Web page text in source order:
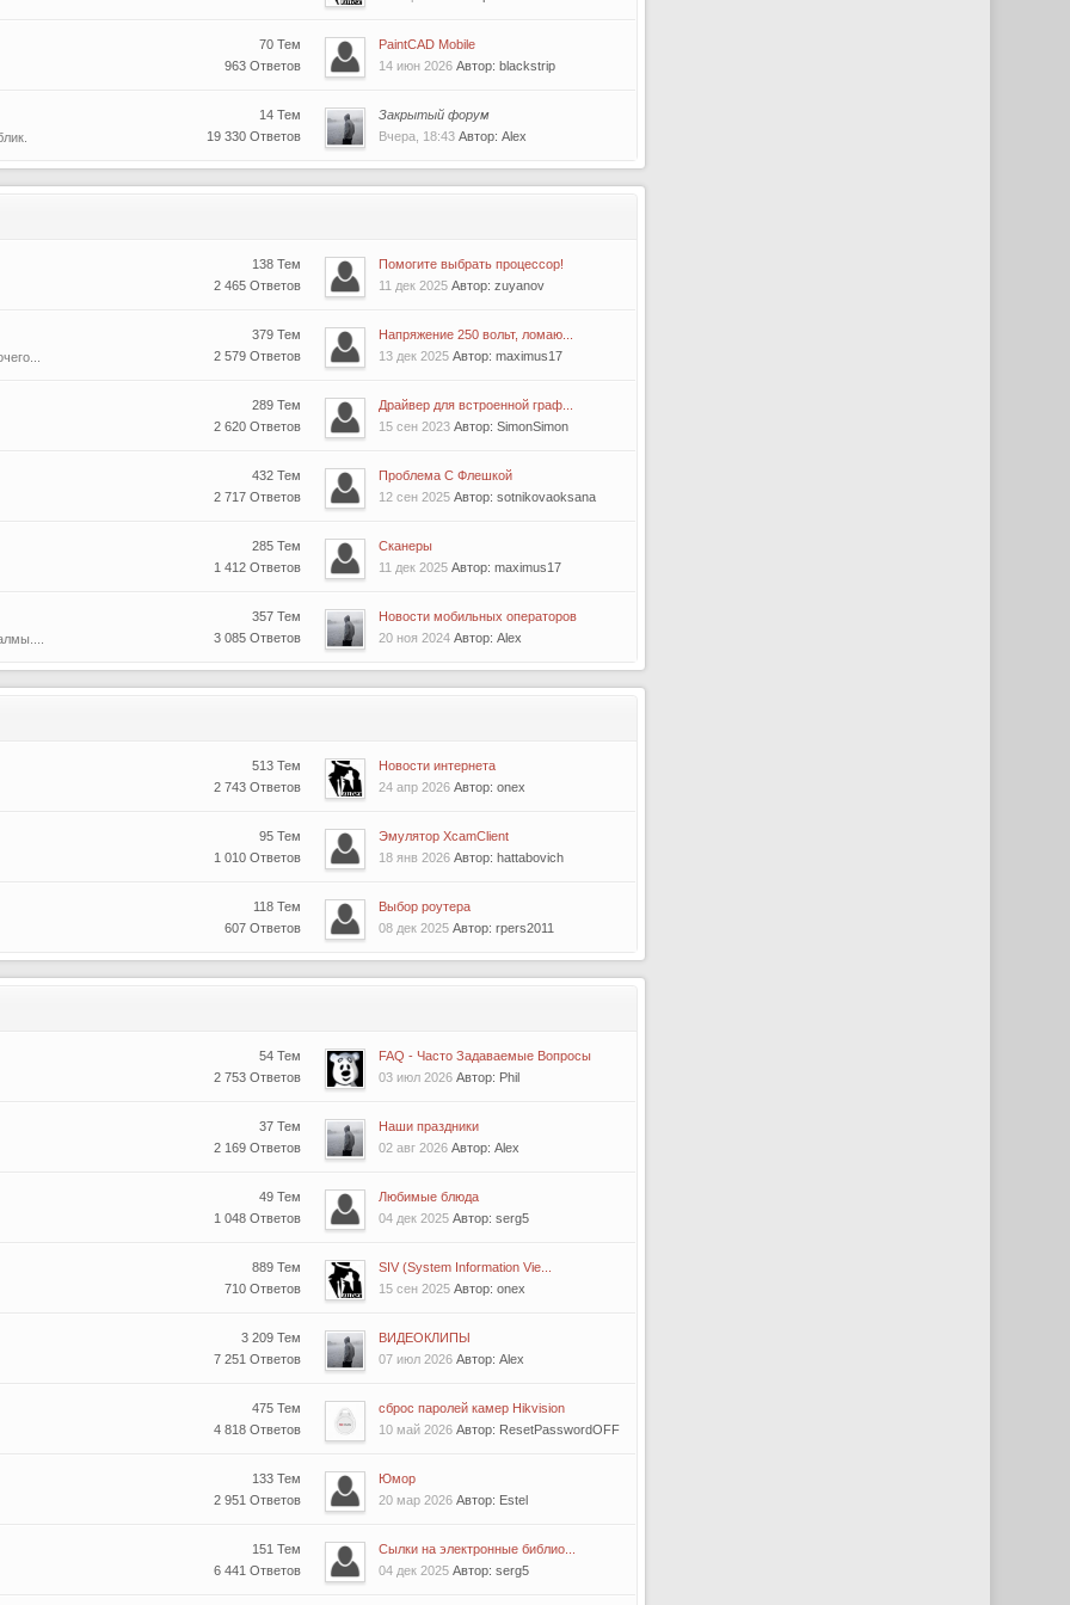
70 Тем
963 Ответов
PaintCAD Mobile
14 июн 2026 Автор: blackstrip
14 Тем
19 330 Ответов
Закрытый форум
Вчера, 18:43Автор: Alex
138 Тем
2 465 Ответов
Помогите выбрать процессор!
11 дек 2025 Автор: zuyanov
379 Тем
2 579 Ответов
Напряжение 250 вольт, ломаю...
13 дек 2025 Автор: maximus17
289 Тем
2 620 Ответов
Драйвер для встроенной граф...
15 сен 2023 Автор: SimonSimon
432 Тем
2 717 Ответов
Проблема С Флешкой
12 сен 2025 Автор: sotnikovaoksana
285 Тем
1 412 Ответов
Сканеры
11 дек 2025 Автор: maximus17
357 Тем
3 085 Ответов
Новости мобильных операторов
20 ноя 2024 Автор: Alex
513 Тем
2 743 Ответов
Новости интернета
24 апр 2026 Автор: onex
95 Тем
1 010 Ответов
Эмулятор XcamClient
18 янв 2026 Автор: hattabovich
118 Тем
607 Ответов
Выбор роутера
08 дек 2025 Автор: rpers2011
54 Тем
2 753 Ответов
FAQ - Часто Задаваемые Вопросы
03 июл 2026 Автор: Phil
37 Тем
2 169 Ответов
Наши праздники
02 авг 2026 Автор: Alex
49 Тем
1 048 Ответов
Любимые блюда
04 дек 2025 Автор: serg5
889 Тем
710 Ответов
SIV (System Information Vie...
15 сен 2025 Автор: onex
3 209 Тем
7 251 Ответов
ВИДЕОКЛИПЫ
07 июл 2026 Автор: Alex
475 Тем
4 818 Ответов
сброс паролей камер Hikvision
10 май 2026 Автор: ResetPasswordOFF
133 Тем
2 951 Ответов
Юмор
20 мар 2026 Автор: Estel
151 Тем
6 441 Ответов
Сылки на электронные библио...
04 дек 2025 Автор: serg5